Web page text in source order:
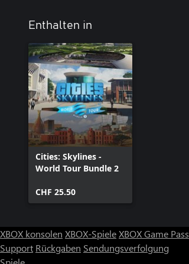
Enthalten in
Cities: Skylines -
World Tour Bundle 2
CHF 25.50
XBOX konsolen XBOX-SpieleXBOX Game Pass
Support Rückgaben Sendungsverfolgung